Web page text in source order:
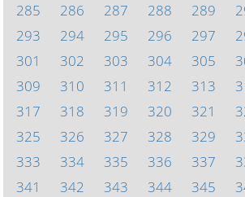
285
286 287 288 289
293
294 295 296 297
301
302 303 304 305
309
310 311 312 313
317
318 319 320 321
325
326 327 328 329
333
334 335 336 337
341
342 343 344 345